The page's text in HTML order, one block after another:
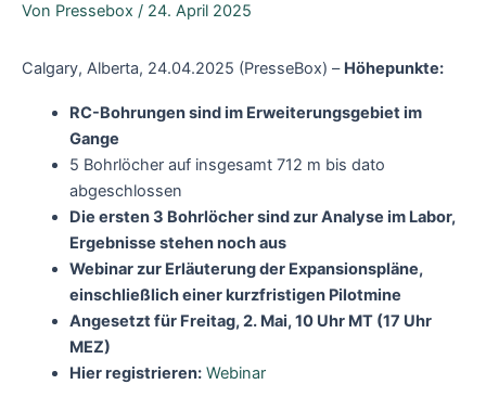
Von Pressebox / 24. April 2025
Calgary, Alberta, 24.04.2025 (PresseBox) – Höhepunkte:
RC-Bohrungen sind im Erweiterungsgebiet im
Gange
5 Bohrlöcher auf insgesamt 712 m bis dato
abgeschlossen
Die ersten 3 Bohrlöcher sind zur Analyse im Labor,
Ergebnisse stehen noch aus
Webinar zur Erläuterung der Expansionspläne,
einschließlich einer kurzfristigen Pilotmine
Angesetzt für Freitag, 2. Mai, 10 Uhr MT (17 Uhr
MEZ)
Hier registrieren: Webinar